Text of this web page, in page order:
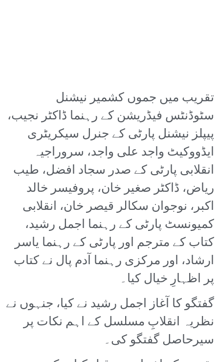
تقریب میں جموں کشمیر نیشنل
سٹوڈنٹس فیڈریشن کے رہنما ڈاکٹر نجیب،
پیپلز نیشنل پارٹی کے جنرل سیکریٹری
ایڈووکیٹ واجد علی واجد، سروراجیہ
انقلابی پارٹی کے صدر سجاد افضل، طیب
ریاض، ڈاکٹر صغیر خان، پروفیسر خالد
اکبر، نوجوان سکالر قیصر خان، انقلابی
کمیونسٹ پارٹی کے رہنما اجمل رشید،
کتاب کے مترجم اور پارٹی کے رہنما یاسر
ارشاد، اور مرکزی رہنما آدم پال نے کتاب
پر اظہارِ خیال کیا۔
گفتگو کا آغاز اجمل رشید نے کیا، جنہوں نے
نظریہ انقلابِ مسلسل کے اہم نکات پر
سیرحاصل گفتگو کی۔